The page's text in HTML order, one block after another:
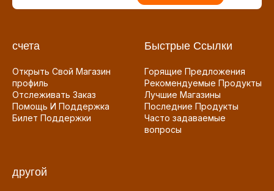
счета
Открыть Свой Магазин
профиль
Отслеживать Заказ
Помощь И Поддержка
Билет Поддержки
Быстрые Ссылки
Горящие Предложения
Рекомендуемые Продукты
Лучшие Магазины
Последние Продукты
Часто задаваемые
вопросы
другой